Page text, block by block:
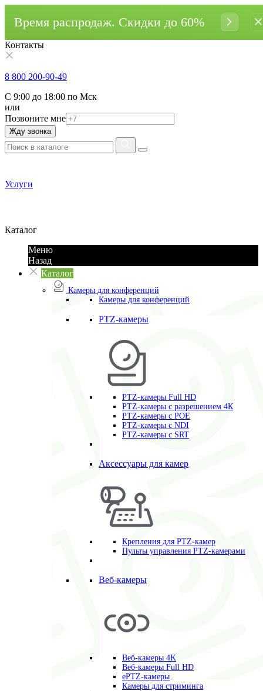
Время распродаж. Cкидки до 60%
Контакты
8 800 200-90-49
С 9:00 до 18:00 по Мск
или
Позвоните мне
Жду звонка
Услуги
Каталог
Меню
Назад
Каталог
Камеры для конференций
Камеры для конференций
PTZ-камеры
PTZ-камеры Full HD
PTZ-камеры с разрешением 4К
PTZ-камеры с POE
PTZ-камеры c NDI
PTZ-камеры с SRT
Аксессуары для камер
Крепления для PTZ-камер
Пульты управления PTZ-камерами
Веб-камеры
Веб-камеры 4K
Веб-камеры Full HD
ePTZ-камеры
Камеры для стриминга